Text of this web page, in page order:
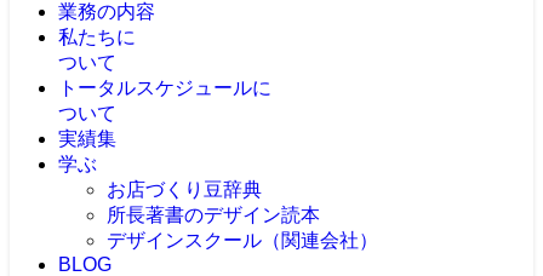
業務の内容
私たちに
ついて
トータルスケジュールに
ついて
実績集
学ぶ
お店づくり豆辞典
所長著書のデザイン読本
デザインスクール（関連会社）
BLOG